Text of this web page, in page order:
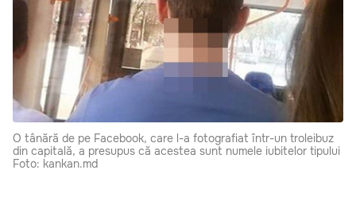
O tânără de pe Facebook, care l-a fotografiat într-un troleibuz
din capitală, a presupus că acestea sunt numele iubitelor tipului
Foto: kankan.md